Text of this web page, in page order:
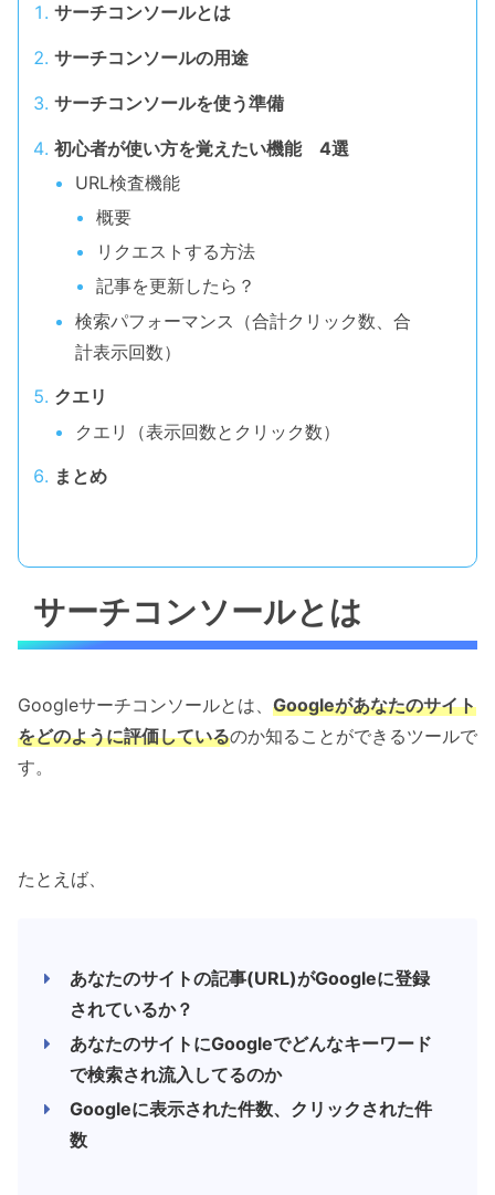
サーチコンソールとは
サーチコンソールの用途
サーチコンソールを使う準備
初心者が使い方を覚えたい機能 4選
URL検査機能
概要
リクエストする方法
記事を更新したら？
検索パフォーマンス（合計クリック数、合
計表示回数）
クエリ
クエリ（表示回数とクリック数）
まとめ
サーチコンソールとは
Googleサーチコンソールとは、 Googleがあなたのサイト
をどのように評価しているのか知ることができるツールで
す。
たとえば、
あなたのサイトの記事(URL)がGoogleに登録
されているか？
あなたのサイトにGoogleでどんなキーワード
で検索され流入してるのか
Googleに表示された件数、クリックされた件
数